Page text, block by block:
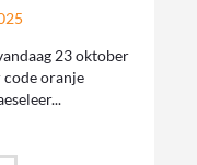
23 oktober
code oranje